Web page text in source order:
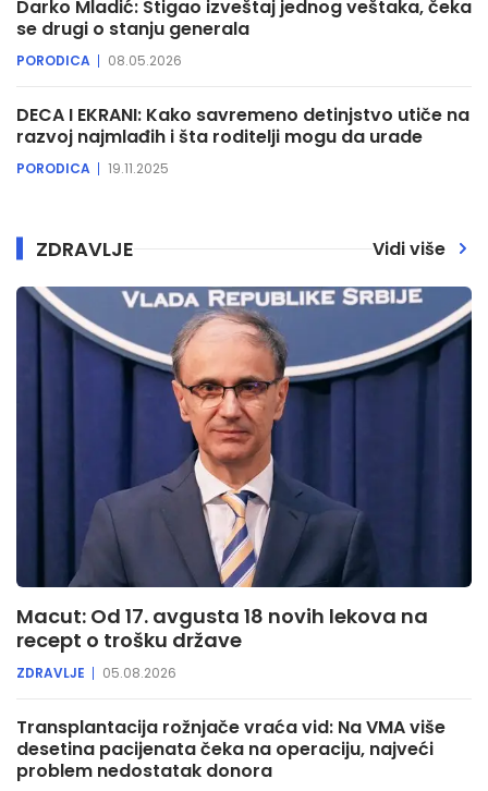
Darko Mladić: Stigao izveštaj jednog veštaka, čeka
se drugi o stanju generala
PORODICA 08.05.2026
DECA I EKRANI: Kako savremeno detinjstvo utiče na
razvoj najmlađih i šta roditelji mogu da urade
PORODICA 19.11.2025
ZDRAVLJE Vidi više
Macut: Od 17. avgusta 18 novih lekova na
recept o trošku države
ZDRAVLJE 05.08.2026
Transplantacija rožnjače vraća vid: Na VMA više
desetina pacijenata čeka na operaciju, najveći
problem nedostatak donora